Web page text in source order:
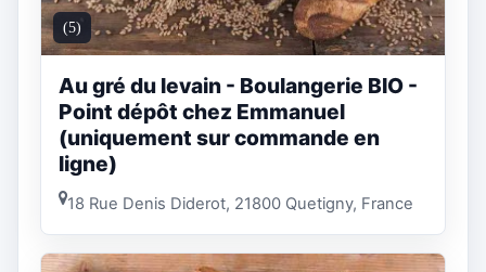
(5)
Au gré du levain - Boulangerie BIO -
Point dépôt chez Emmanuel
(uniquement sur commande en
ligne)
18 Rue Denis Diderot, 21800 Quetigny, France